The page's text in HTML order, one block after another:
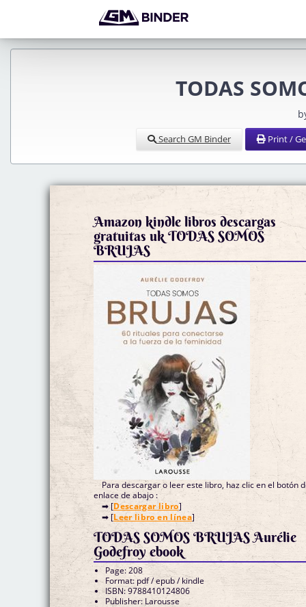
TODAS
Search GM Binder Print /
Amazon kindle libros descargas
gratuitas uk TODAS SOMOS
BRUJAS
Para descargar o leer este libro, haz clic en el botón
enlace de abajo :
➡ [Descargar libro]
➡ [Leer libro en línea]
TODAS SOMOS BRUJAS Aurélie
Godefroy ebook
Page: 208
Format: pdf / epub / kindle
ISBN: 9788410124806
Publisher: Larousse